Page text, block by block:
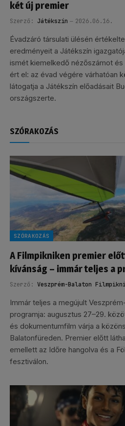
két új premier
Szerző: Játékszín 2026.06.16.
Évadzáró társulati ülésén
eredményeit a Játékszín
ismét kiemelkedő nézőszámot
ért el: az évad végére várhatóan
látogatja a Játékszín előadásait
országszerte.
SZÓRAKOZÁS
SZÓRAKOZÁS
A Filmpikniken premier
kívánság – immár teljes a
Szerző: Veszprém-Balaton
Immár teljes a megújult
programja: augusztus 27–29.
és dokumentumfilm várja a
Balatonfüreden. Premier előtt
emellett az Időre hangolva és a
fesztiválon.